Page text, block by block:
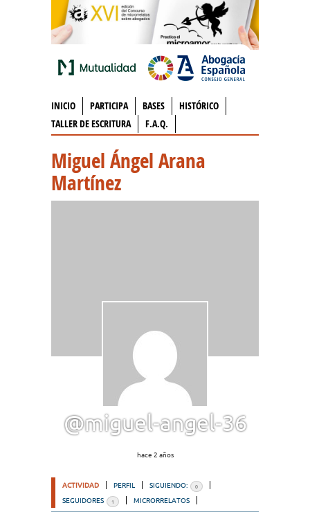
INICIO PARTICIPA BASES
HISTÓRICO
TALLER DE ESCRITURA
F.A.Q.
Miguel Ángel Arana
Martínez
@miguel-angel-36
hace 2 años
ACTIVIDAD PERFIL SIGUIENDO: 0
SEGUIDORES 1 MICRORRELATOS